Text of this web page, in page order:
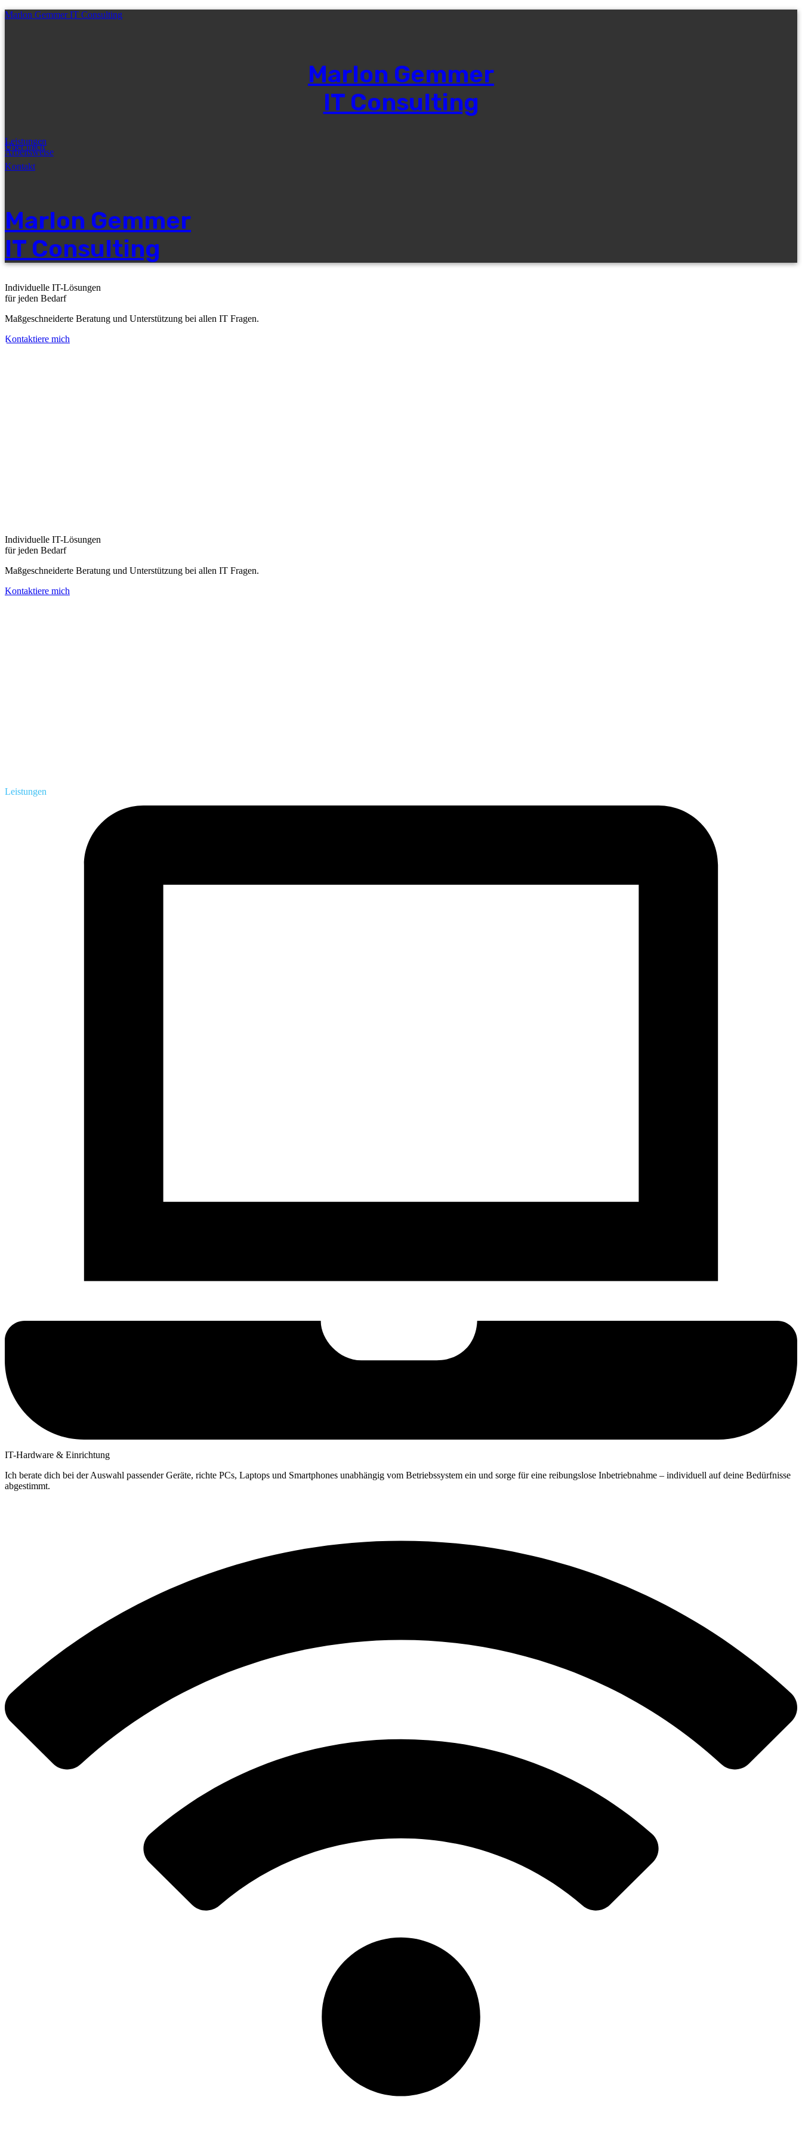
Marlon Gemmer IT Consulting
Marlon Gemmer
IT Consulting
Leistungen
Über mich
Arbeitsweise
Kontakt
Marlon Gemmer
IT Consulting
Individuelle IT-Lösungen
für jeden Bedarf
Maßgeschneiderte Beratung und Unterstützung bei allen IT Fragen.
Kontaktiere mich
Individuelle IT-Lösungen
für jeden Bedarf
Maßgeschneiderte Beratung und Unterstützung bei allen IT Fragen.
Kontaktiere mich
Leistungen
IT-Hardware & Einrichtung
Ich berate dich bei der Auswahl passender Geräte, richte PCs, Laptops und Smartphones unabhängig vom Betriebssystem ein und sorge für eine reibungslose Inbetriebnahme – individuell auf deine Bedürfnisse
abgestimmt.